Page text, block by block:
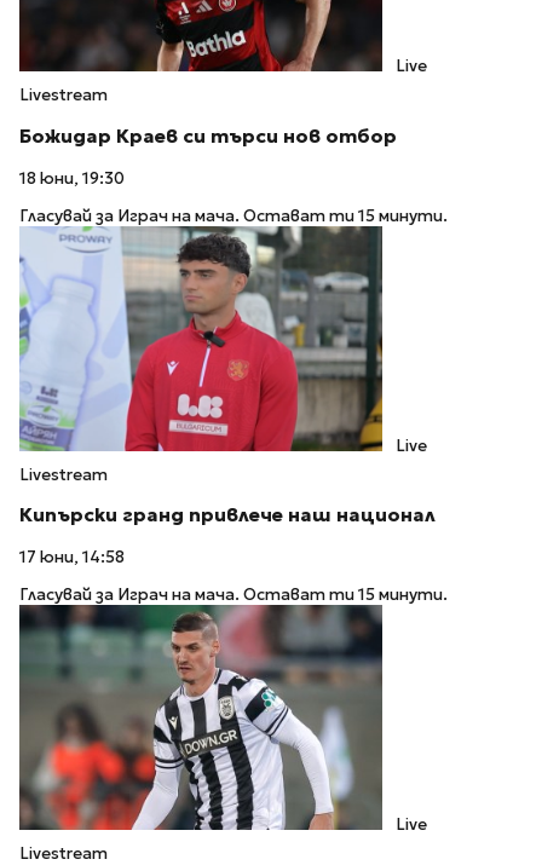
Live
Livestream
Божидар Краев си търси нов отбор
18 юни, 19:30
Гласувай за Играч на мача. Остават ти 15 минути.
Live
Livestream
Кипърски гранд привлече наш национал
17 юни, 14:58
Гласувай за Играч на мача. Остават ти 15 минути.
Live
Livestream